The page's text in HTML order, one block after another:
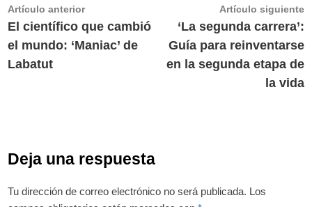
Navegación
de
entradas
Artículo anteriorArtículo
anterior:
El científico que cambió
el mundo: ‘Maniac’ de
Labatut
Artículo siguiente
‘La segunda carrera’:
Guía para reinventarse
en la segunda etapa de
la vida
Deja una respuesta
Tu dirección de correo electrónico no será publicada. Los